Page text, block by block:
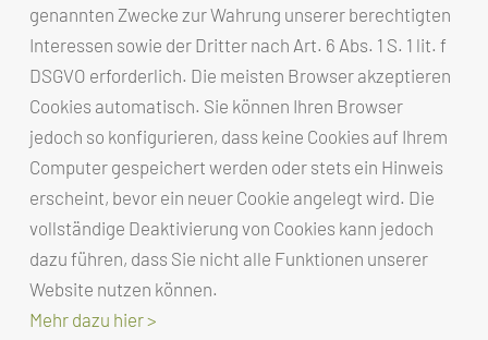
genannten Zwecke zur Wahrung unserer berechtigten
Interessen sowie der Dritter nach Art. 6 Abs. 1 S. 1 lit. f
DSGVO erforderlich. Die meisten Browser akzeptieren
Cookies automatisch. Sie können Ihren Browser
jedoch so konfigurieren, dass keine Cookies auf Ihrem
Computer gespeichert werden oder stets ein Hinweis
erscheint, bevor ein neuer Cookie angelegt wird. Die
vollständige Deaktivierung von Cookies kann jedoch
dazu führen, dass Sie nicht alle Funktionen unserer
Website nutzen können.
Mehr dazu hier >